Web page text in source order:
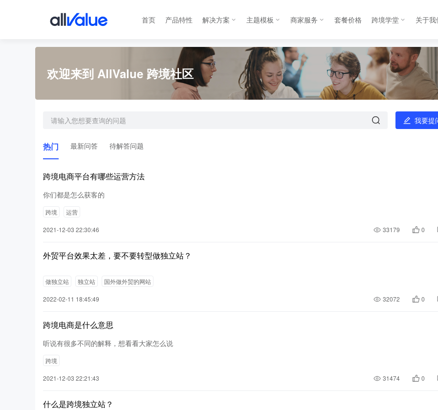
首页 产品特性 解决方案 主题模板 商家服务 套餐价格 跨境学堂 关于我
欢迎来到 AllValue 跨境社区
我要提
热门 最新问答 待解答问题
跨境电商平台有哪些运营方法
你们都是怎么获客的
跨境 运营
2021-12-03 22:30:46 33179 0
外贸平台效果太差，要不要转型做独立站？
做独立站 独立站 国外做外贸的网站
2022-02-11 18:45:49 32072 0
跨境电商是什么意思
听说有很多不同的解释，想看看大家怎么说
跨境
2021-12-03 22:21:43 31474 0
什么是跨境独立站？